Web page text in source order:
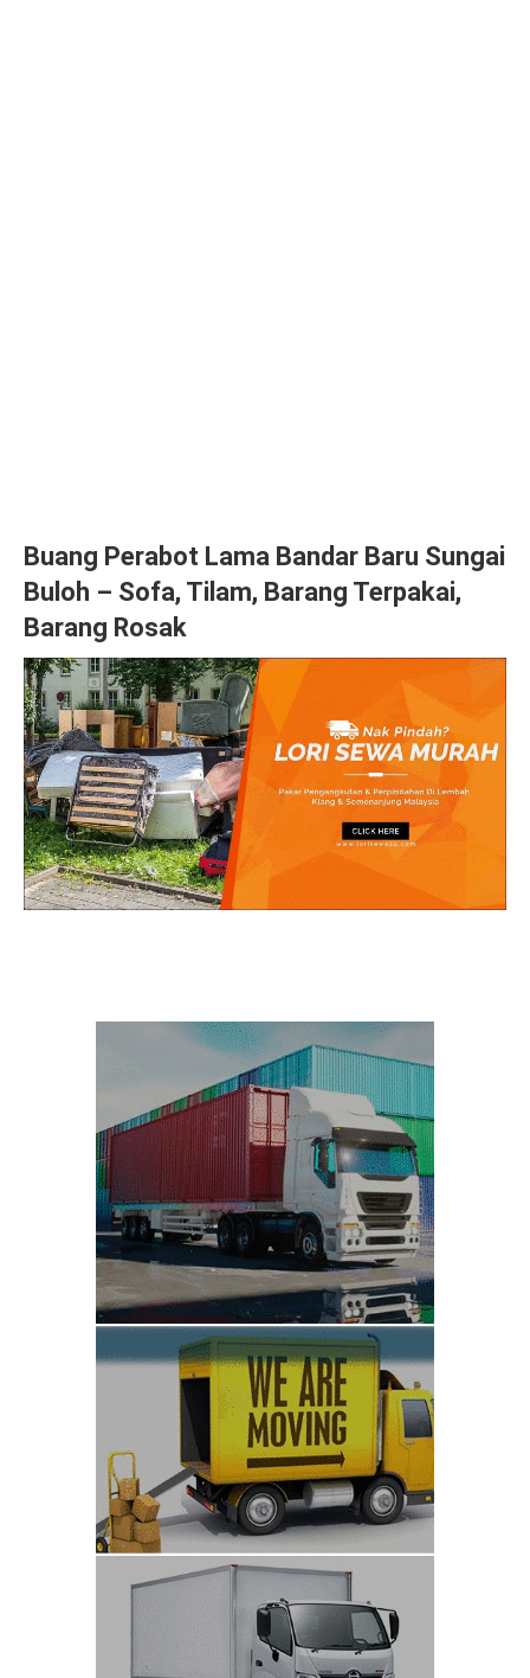
Buang Perabot Lama Bandar Baru Sungai
Buloh – Sofa, Tilam, Barang Terpakai,
Barang Rosak